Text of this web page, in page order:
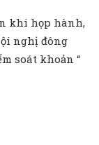
khi họp hành,
nghị đông
soát khoản “